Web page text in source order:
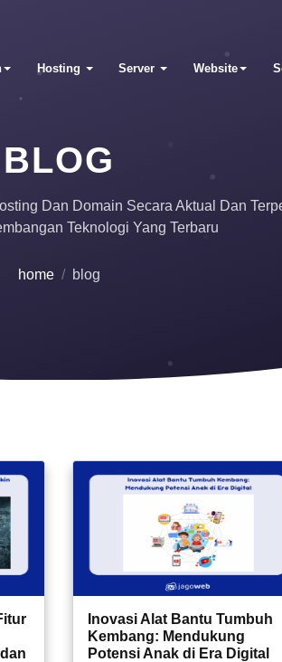
Hosting Server Website
BLOG
Dan Domain Secara Aktual Dan
Teknologi Yang Terbaru
home blog
Inovasi Alat Bantu Tumbuh
Kembang: Mendukung
Potensi Anak di Era Digital